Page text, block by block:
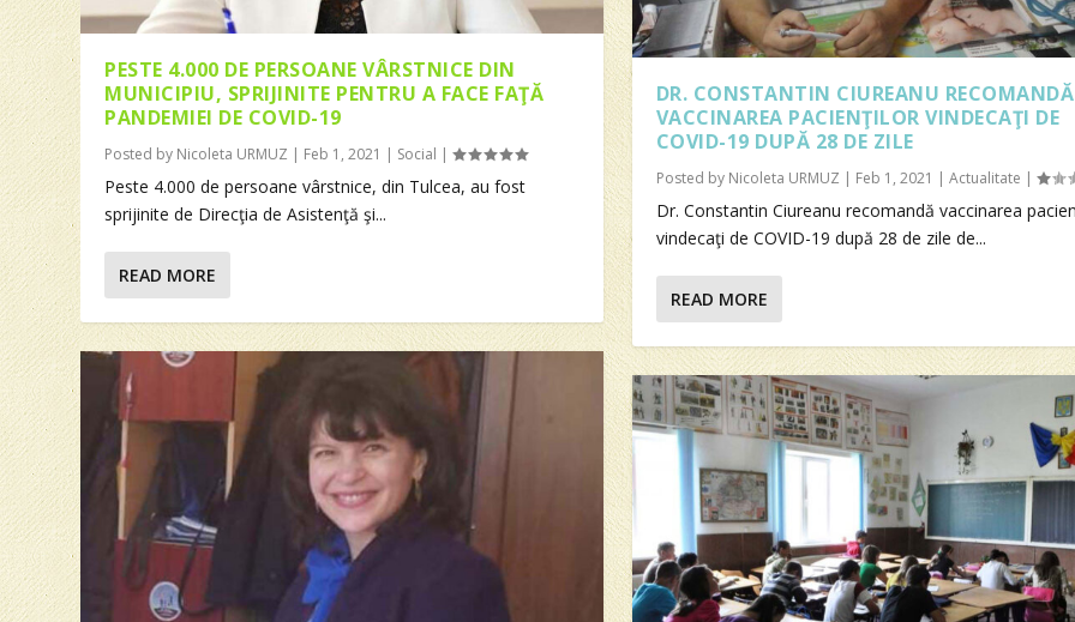
PESTE 4.000 DE PERSOANE VÂRSTNICE DIN
MUNICIPIU, SPRIJINITE PENTRU A FACE FAŢĂ
PANDEMIEI DE COVID-19
Posted by Nicoleta URMUZ Feb 1, 2021 Social |
Peste 4.000 de persoane vârstnice, din Tulcea, au fost
sprijinite de Direcţia de Asistenţă şi...
READ MORE
DR. CONSTANTIN CIUREANU RECOMANDĂ
VACCINAREA PACIENŢILOR VINDECAŢI DE
COVID-19 DUPĂ 28 DE ZILE
Posted by Nicoleta URMUZ Feb 1, 2021 Actualitate
Dr. Constantin Ciureanu recomandă vaccinarea
vindecaţi de COVID-19 după 28 de zile de...
READ MORE